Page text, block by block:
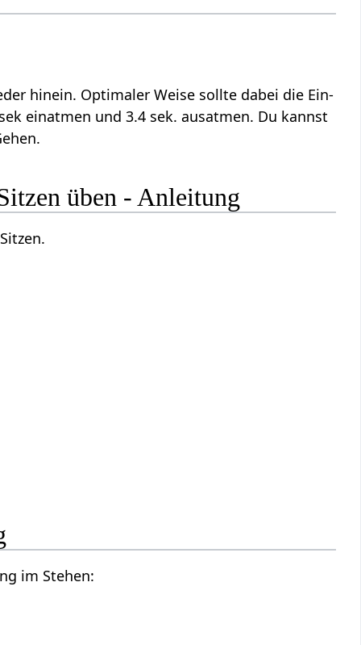
hinein. Optimaler Weise sollte dabei die Ein-
einatmen und 3.4 sek. ausatmen. Du kannst
üben - Anleitung
im Stehen: